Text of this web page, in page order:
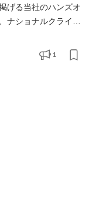
げる当社のハンズオ
ナショナルクライア
伴走、予実・KPI管理
1